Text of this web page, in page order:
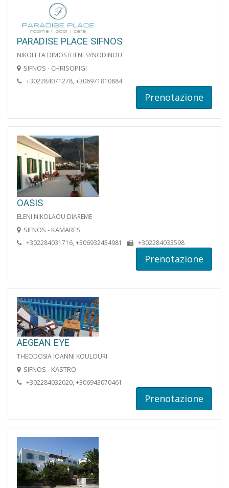
PARADISE PLACE SIFNOS
NIKOLETA DIMOSTHENI SYNODINOU
SIFNOS - CHRISOPIGI
+302284071278, +306971810884
Prenotazione
OASIS
ELENI NIKOLAOU DIAREME
SIFNOS - KAMARES
+302284031716, +306932454981 +302284033598
Prenotazione
AEGEAN EYE
THEODOSIA IOANNI KOULOURI
SIFNOS - KASTRO
+302284032020, +306943070461
Prenotazione